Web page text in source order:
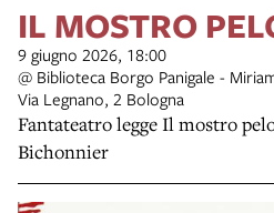
IL MOSTRO
9 giugno 2026, 18:00
@ Biblioteca Borgo Panigale -
Via Legnano, 2 Bologna
Fantateatro legge Il mostro
Bichonnier